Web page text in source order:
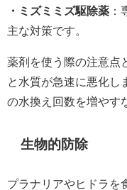
・ミズミミズ駆除薬
主な対策です。
薬剤を使う際の注意点
と水質が急速に悪化し
の水換え回数を増やす
生物的防除
プラナリアやヒドラを